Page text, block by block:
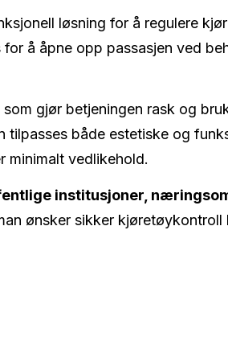
løsning for å regulere
å åpne opp passasjen ved
som gjør betjeningen rask og
tilpasses både estetiske og
minimalt vedlikehold.
institusjoner,
ønsker sikker